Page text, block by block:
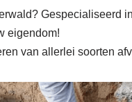
Gespecialiseerd
eigendom!
van allerlei soorten